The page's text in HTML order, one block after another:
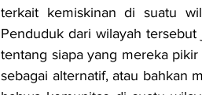
terkait kemiskinan di suatu
Penduduk dari wilayah
tentang siapa yang mereka
sebagai alternatif, atau bahkan